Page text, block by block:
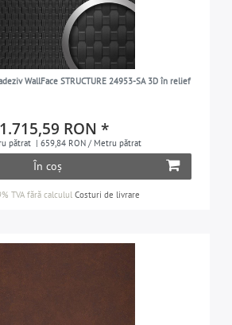
WallFace STRUCTURE 24953-SA 3D în relief
1.715,59 RON *
pătrat | 659,84 RON / Metru pătrat
În coș
TVAfără calculul Costuri de livrare